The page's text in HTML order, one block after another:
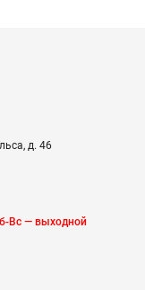
д. 46
Вс — выходной